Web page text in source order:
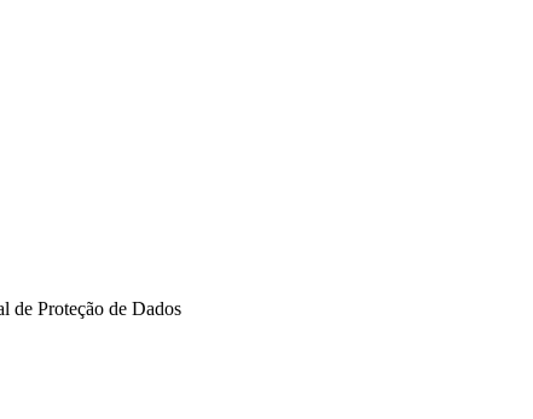
de Proteção de Dados